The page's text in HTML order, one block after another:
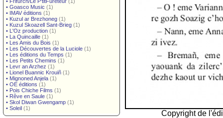
• Goasco Music (1)
• IMAV éditions (1)
• Kuzul ar Brezhoneg (1)
• Kuzul Skoazell Sant-Brieg (1)
• L'Oz production (1)
• La Quincaille (1)
• Les Amis du Bois (1)
• Les Découvertes de la Luciole (1)
• Les éditions du Temps (1)
• Les Petits Chemins (1)
• Levr an Arzhez (1)
• Lionel Buannic Krouiñ (1)
• Mignoned Anjela (1)
• OE éditions (1)
• Pois Chiche Films (1)
• Rêve en Saule (1)
• Skol Diwan Gwengamp (1)
• Soleil (1)
Copyright de